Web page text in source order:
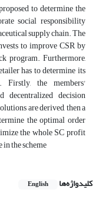
to determine the
social responsibility
supply chain. The
to improve CSR by
program. Furthermore,
has to determine its
Firstly, the members'
decision
are derived, then a
the optimal order
the whole SC profit
the scheme
کلیدواژه‌ها English